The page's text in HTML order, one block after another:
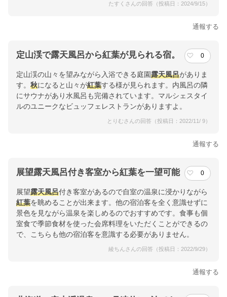
たすくさんの回答（投稿日：2024/9/15）
通報する
定山渓で露天風呂から紅葉が見られる宿。 0
定山渓の山々を望みながら入浴できる庭園露天風呂がありま
す。 秋になると山々が紅葉する様が見られます。内風呂の隣
にサウナがあり水風呂も完備されています。マルシェスタイ
ルのユニークなビュッフェレストランがありますよ。
とりむさんの回答（投稿日：2022/11/ 9）
通報する
展望露天風呂付き客室から紅葉を一望可能 0
展望露天風呂付き客室があるので自室の温泉に浸かりながら
紅葉を眺めることが出来ます。他の宿泊客を全く意識せずに
景色を見ながら温泉を楽しめるのでおすすめです。食事も個
室食で季節食材を使った会席料理をいただくことができるの
で、こちらも他の宿泊客を意識する必要がありません。
綾ちんさんの回答（投稿日：2022/9/29）
通報する